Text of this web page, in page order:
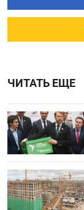
ЧИТАТЬ ЕЩЕ